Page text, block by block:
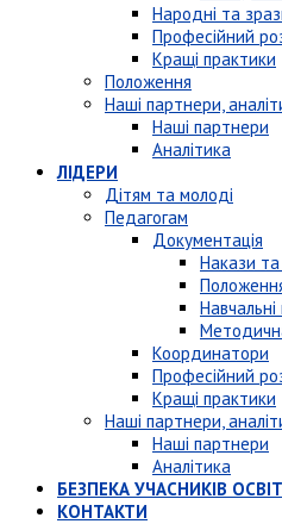
Народні та
Професійний
Кращі практики
Положення
Наші партнери,
Наші партнери
Аналітика
ЛІДЕРИ
Дітям та молоді
Педагогам
Документація
Накази
Координатори
Професійний
Кращі практики
Наші партнери,
Наші партнери
Аналітика
БЕЗПЕКА УЧАСНИКІВ
КОНТАКТИ